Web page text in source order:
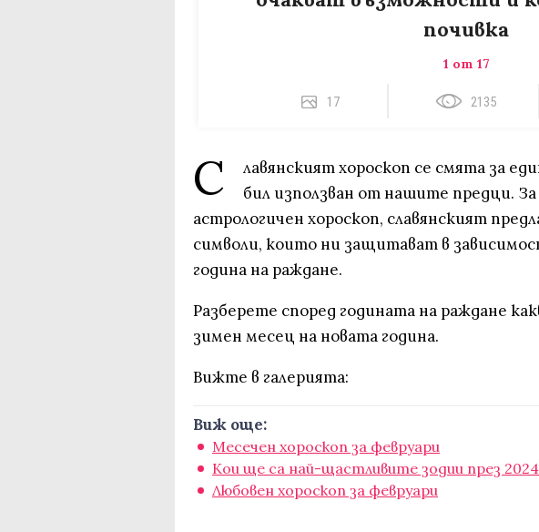
почивка
1 от 17
17 2135
С
лавянският хороскоп се смята за
бил използван от нашите предци.
астрологичен хороскоп, славянският
символи, които ни защитават в
година на раждане.
Разберете според годината на раждане
зимен месец на новата година.
Вижте в галерията:
Виж още:
Месечен хороскоп за февруари
Кои ще са най-щастливите зодии през 2024
Любовен хороскоп за февруари